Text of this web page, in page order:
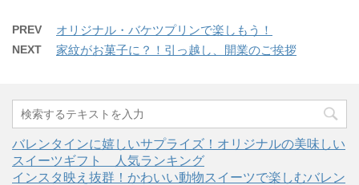
PREV オリジナル・バケツプリンで楽しもう！
NEXT 家紋がお菓子に？！引っ越し、開業のご挨拶
バレンタインに嬉しいサプライズ！オリジナルの美味しい
スイーツギフト 人気ランキング
インスタ映え抜群！かわいい動物スイーツで楽しむバレン